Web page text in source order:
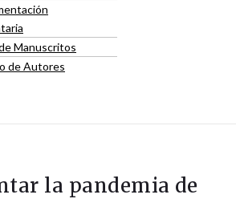
Manuscritos
de Autores
la pandemia de